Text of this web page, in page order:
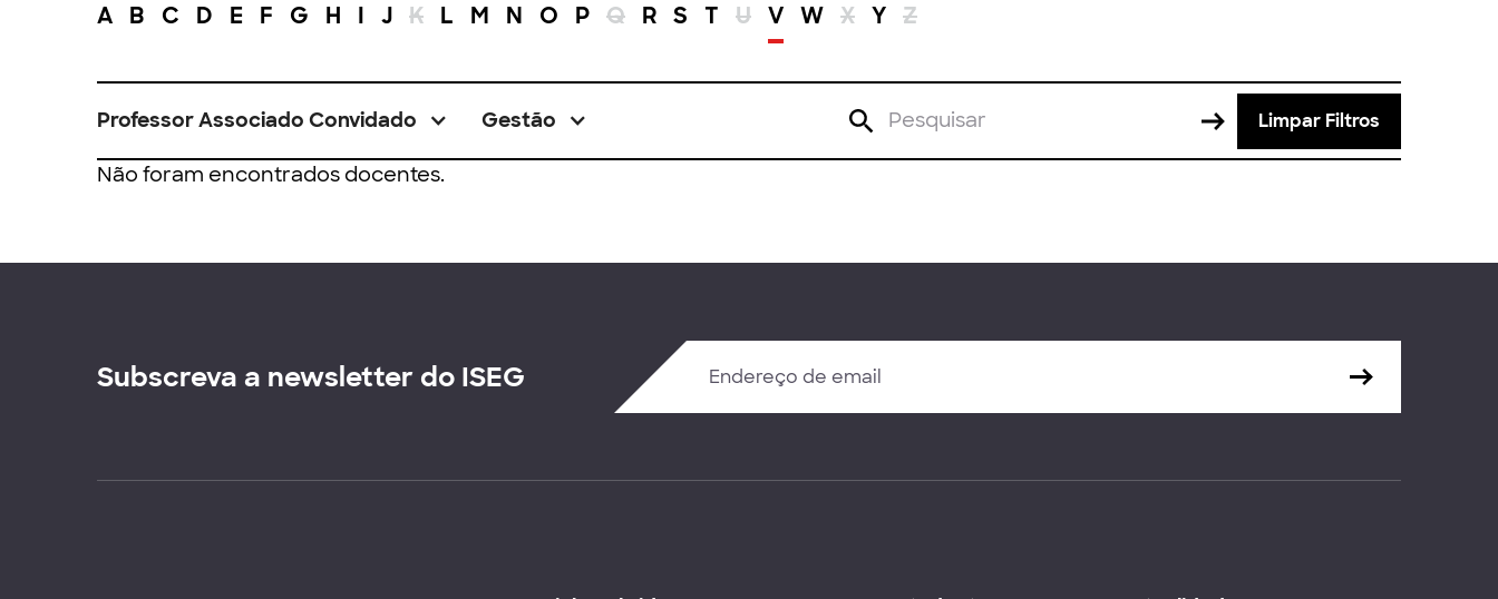
A B C D E F G H I J K L M N O P Q R S T U V W X Y Z
Professor Associado Convidado Gestão Limpar Filtros
Não foram encontrados docentes.
Subscreva a newsletter do ISEG